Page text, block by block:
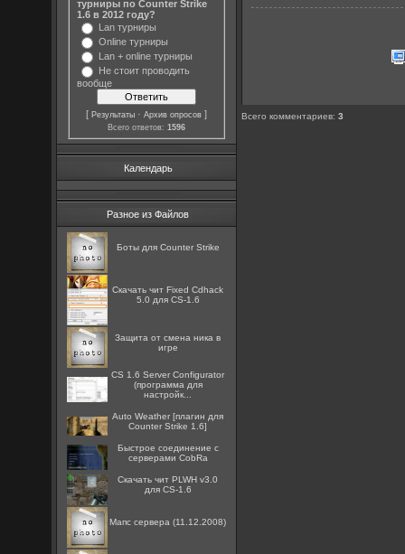
турниры по Counter Strike
1.6 в 2012 году?
Lan турниры
Online турниры
Lan + online турниры
Не стоит проводить
вообще
[Результаты ·Архив опросов ]
Всего ответов:1596
Календарь
Разное из Файлов
Боты для Counter Strike
Скачать чит Fixed Cdhack
5.0 для CS-1.6
Защита от смена ника в
игре
CS 1.6 Server Configurator
(программа для
настройк...
Auto Weather [плагин для
Counter Strike 1.6]
Быстрое соединение с
серверами CobRa
Скачать чит PLWH v3.0
для CS-1.6
Мапс сервера (11.12.2008)
Всего комментариев:3